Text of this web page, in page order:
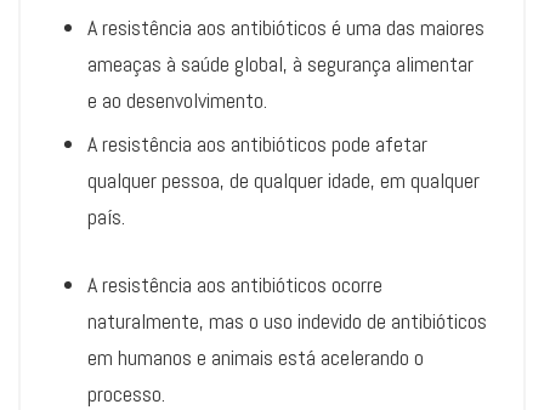
A resistência aos antibióticos é uma das maiores
ameaças à saúde global, à segurança alimentar
e ao desenvolvimento.
A resistência aos antibióticos pode afetar
qualquer pessoa, de qualquer idade, em qualquer
país.
A resistência aos antibióticos ocorre
naturalmente, mas o uso indevido de antibióticos
em humanos e animais está acelerando o
processo.